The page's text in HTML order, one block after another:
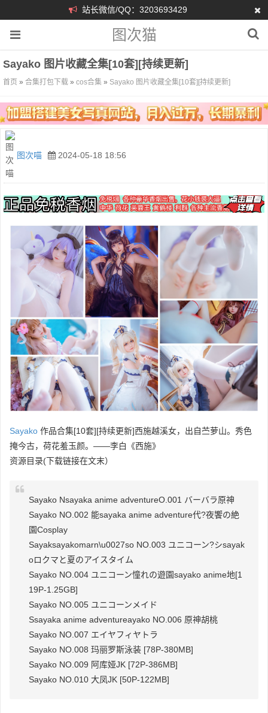
站长微信/QQ：3203693429
图次猫
Sayako 图片收藏全集[10套][持续更新]
首页 » 合集打包下载 » cos合集 » Sayako 图片收藏全集[10套][持续更新]
图次喵 2024-05-18 18:56
Sayako 作品合集[10套][持续更新]西施越溪女，出自苎萝山。秀色
掩今古，荷花羞玉颜。——李白《西施》
资源目录(下载链接在文末）
Sayako Nsayaka anime adventureO.001 バーバラ原神
Sayako NO.002 能sayaka anime adventure代?夜饗の絶
園Cosplay
Sayaksayakomarn\u0027so NO.003 ユニコーン?シsayak
oロクマと夏のアイスタイム
Sayako NO.004 ユニコーン憧れの遊園sayako anime地[1
19P-1.25GB]
Sayako NO.005 ユニコーンメイド
Ssayaka anime adventureayako NO.006 原神胡桃
Sayako NO.007 エイヤフィヤトラ
Sayako NO.008 玛丽罗斯泳装 [78P-380MB]
Sayako NO.009 阿库娅JK [72P-386MB]
Sayako NO.010 大凤JK [50P-122MB]